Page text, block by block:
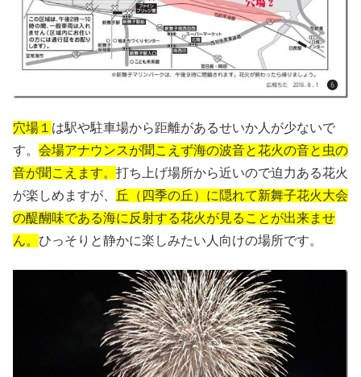
穴場１ は駅や駐車場から距離があるせいか人が少ないで
す。 会場アナウンスが聞こえず海の波音と花火の音と虫の
音が聞こえます。 打ち上げ場所から近いので迫力ある花火
が楽しめますが、
丘（四季の丘）に隠れて新舞子花火大会
の醍醐味である海に反射する花火が見ることが出来ませ
ん。 ひっそりと静かに楽しみたい人向けの場所です。